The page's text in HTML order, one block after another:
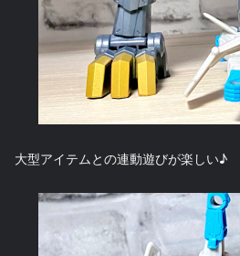
大型アイテムとの連動遊びが楽しい♪